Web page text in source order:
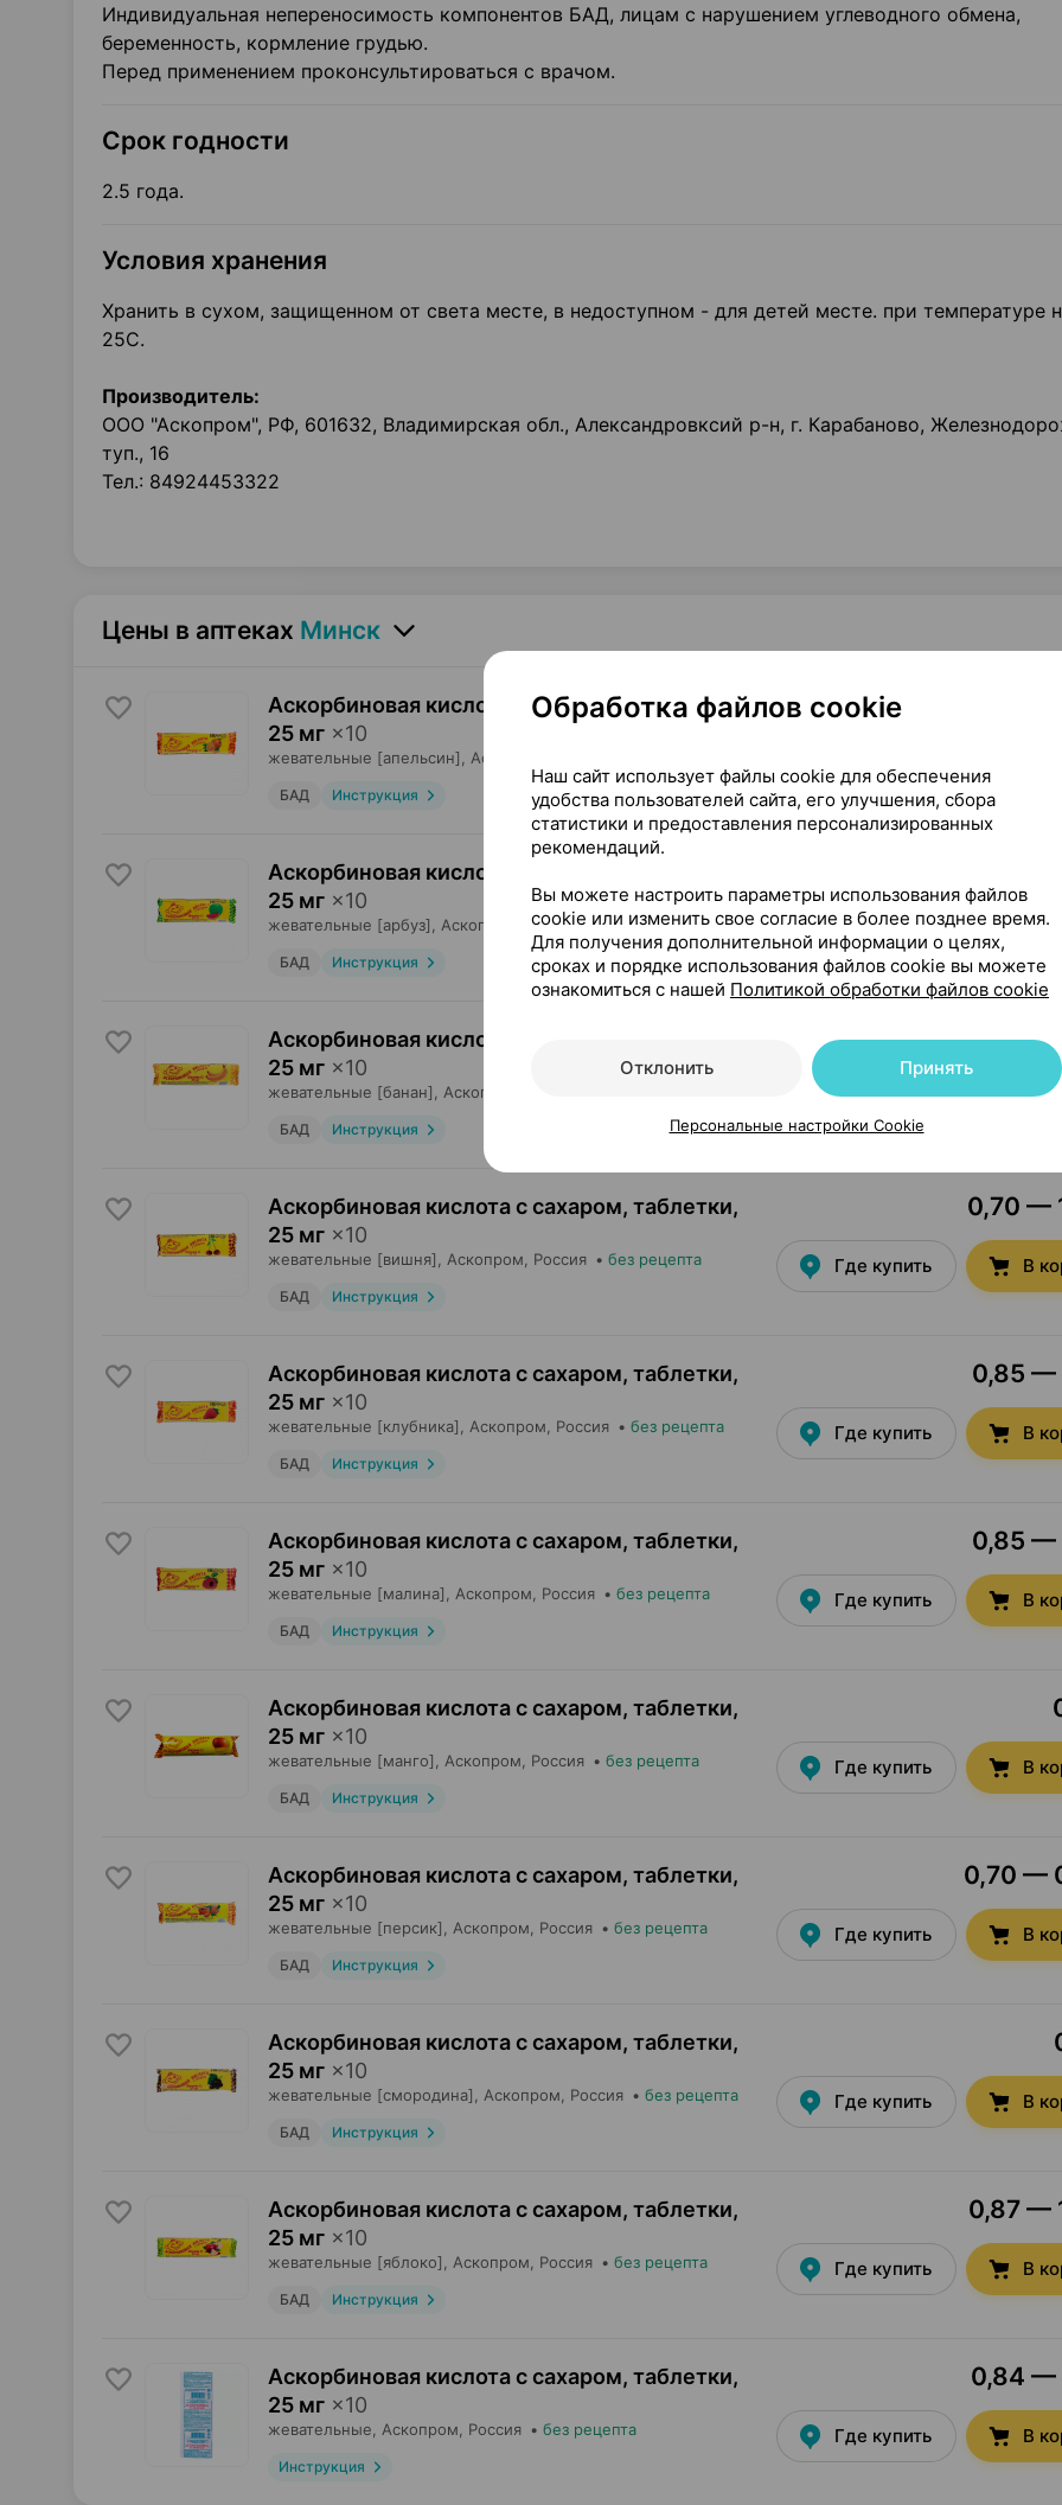
Индивидуальная непереносимость компонентов БАД, лицам с нарушением углеводного обмена,
беременность, кормление грудью.
Перед применением проконсультироваться с врачом.
Срок годности
2.5 года.
Условия хранения
Хранить в сухом, защищенном от света месте, в недоступном - для детей месте. при температуре
25С.
Производитель:
ООО "Аскопром", РФ, 601632, Владимирская обл., Александровксий р-н, г. Карабаново,
туп., 16
Тел.: 84924453322
Цены в аптеках Минск
Аскорбиновая кислота с сахаром, таблетки,
25 мг ×10
жевательные [апельсин], Аскопром
БАД Инструкция
0,85 —
Где купить В
Аскорбиновая кислота с сахаром, таблетки
25 мг ×10
жевательные [арбуз], Аскопром , Россия•без рецепта
БАД Инструкция
0,85 —
Где купить В
Аскорбиновая кислота с сахаром, таблетки
25 мг ×10
жевательные [банан], Аскопром
БАД Инструкция
Где купить В
Аскорбиновая кислота с сахаром, таблетки,
25 мг ×10
жевательные [вишня], Аскопром , Россия • без рецепта
БАД Инструкция
0,70 —
Где купить В
Аскорбиновая кислота с сахаром, таблетки,
25 мг ×10
жевательные [клубника], Аскопром , Россия • без рецепта
БАД Инструкция
0,85 —
Где купить В
Аскорбиновая кислота с сахаром, таблетки,
25 мг ×10
жевательные [малина], Аскопром , Россия • без рецепта
БАД Инструкция
0,85 —
Где купить В
Аскорбиновая кислота с сахаром, таблетки,
25 мг ×10
жевательные [манго], Аскопром , Россия • без рецепта
БАД Инструкция
Где купить В
Аскорбиновая кислота с сахаром, таблетки,
25 мг ×10
жевательные [персик], Аскопром , Россия • без рецепта
БАД Инструкция
0,70 —
Где купить В
Аскорбиновая кислота с сахаром, таблетки,
25 мг ×10
жевательные [смородина], Аскопром , Россия • без рецепта
БАД Инструкция
Где купить В
Аскорбиновая кислота с сахаром, таблетки,
25 мг ×10
жевательные [яблоко], Аскопром , Россия • без рецепта
БАД Инструкция
0,87 —
Где купить В
Аскорбиновая кислота с сахаром, таблетки,
25 мг ×10
жевательные, Аскопром , Россия • без рецепта
Инструкция
0,84 —
Где купить В
Обработка файлов cookie
Наш сайт использует файлы cookie для обеспечения
удобства пользователей сайта, его улучшения, сбора
статистики и предоставления персонализированных
рекомендаций.
Вы можете настроить параметры использования файлов
cookie или изменить свое согласие в более позднее время.
Для получения дополнительной информации о целях,
сроках и порядке использования файлов cookie вы можете
ознакомиться с нашей Политикой обработки файлов cookie
Отклонить Принять
Персональные настройки Cookie